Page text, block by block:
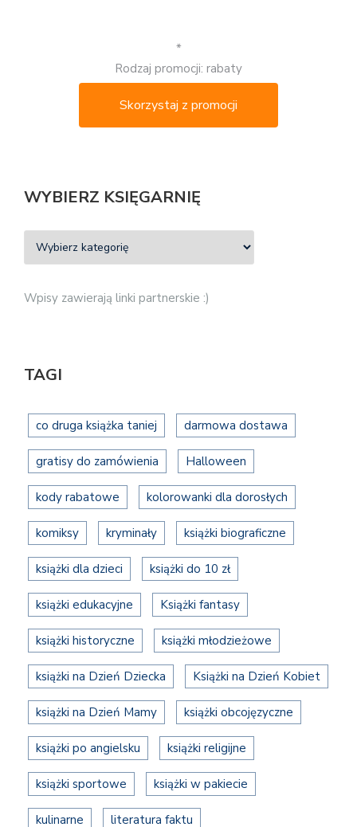
*
Rodzaj promocji: rabaty
Skorzystaj z promocji
WYBIERZ KSIĘGARNIĘ
Wpisy zawierają linki partnerskie :)
TAGI
co druga książka taniej darmowa dostawa
gratisy do zamówienia Halloween
kody rabatowe kolorowanki dla dorosłych
komiksy kryminały książki biograficzne
książki dla dzieci książki do 10 zł
książki edukacyjne Książki fantasy
książki historyczne książki młodzieżowe
książki na Dzień Dziecka Książki na Dzień Kobiet
książki na Dzień Mamy książki obcojęzyczne
książki po angielsku książki religijne
książki sportowe książki w pakiecie
kulinarne literatura faktu